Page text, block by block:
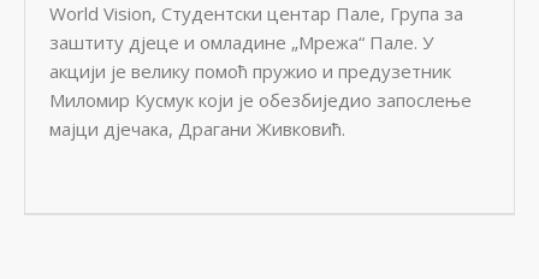
World Vision, Студентски центар Пале, Група за
заштиту дјеце и омладине „Мрежа“ Пале. У
акцији је велику помоћ пружио и предузетник
Миломир Кусмук који је обезбиједио запослење
мајци дјечака, Драгани Живковић.